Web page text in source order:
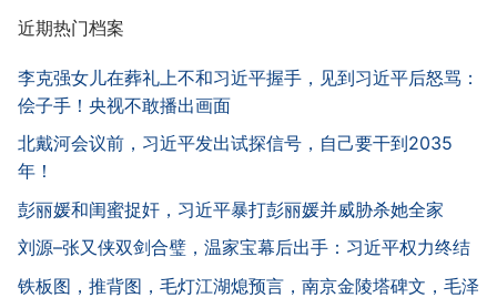
近期热门档案
李克强女儿在葬礼上不和习近平握手，见到习近平后怒骂：
侩子手！央视不敢播出画面
北戴河会议前，习近平发出试探信号，自己要干到2035
年！
彭丽媛和闺蜜捉奸，习近平暴打彭丽媛并威胁杀她全家
刘源–张又侠双剑合璧，温家宝幕后出手：习近平权力终结
铁板图，推背图，毛灯江湖熄预言，南京金陵塔碑文，毛泽